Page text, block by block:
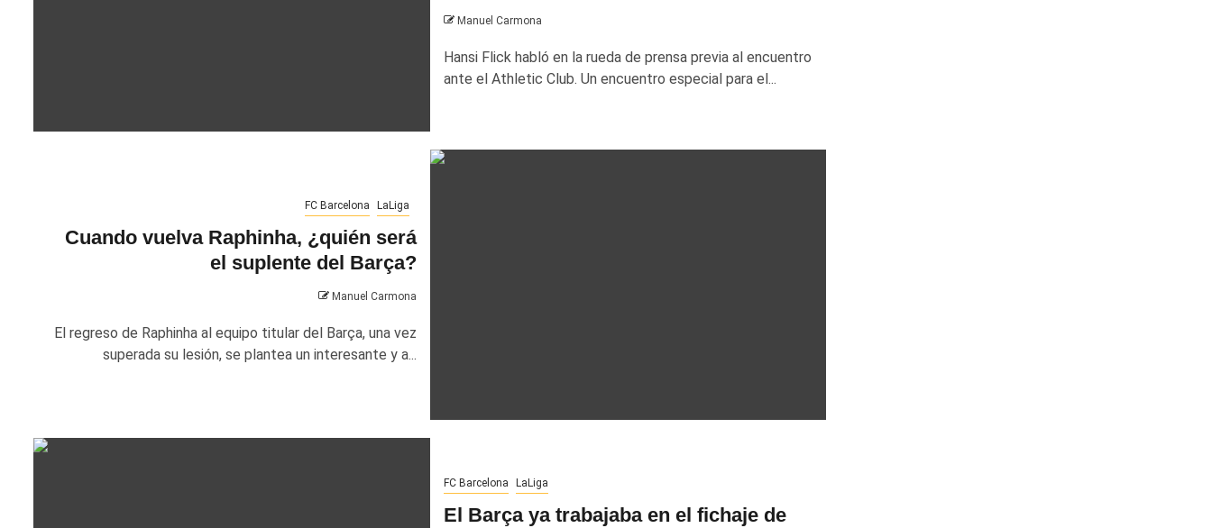
Manuel Carmona
Hansi Flick habló en la rueda de prensa previa al encuentro
ante el Athletic Club. Un encuentro especial para el...
FC Barcelona LaLiga
Cuando vuelva Raphinha, ¿quién será
el suplente del Barça?
Manuel Carmona
El regreso de Raphinha al equipo titular del Barça, una vez
superada su lesión, se plantea un interesante y a...
FC Barcelona LaLiga
El Barça ya trabajaba en el fichaje de